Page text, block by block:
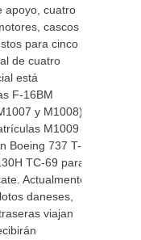
apoyo, cuatro
cascos
para cinco
de cuatro
está
F-16BM
y M1008) y
M1009 y
Boeing 737 T-
TC-69 para
Actualmente,
daneses,
viajan